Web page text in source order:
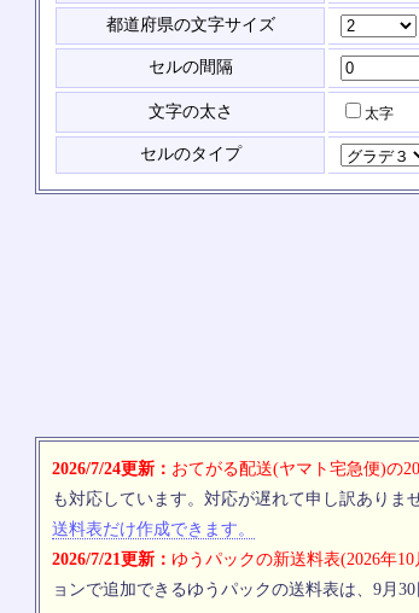
都道府県の文字サイズ
セルの間隔
文字の太さ 太字
セルのタイプ
2026/7/24更新： おてがる配送(ヤマト宅急便)の
も対応しています。対応が遅れて申し訳あり
送料表だけ作成できます。
2026/7/21更新： ゆうパックの新送料表(2026年
ョンで追加できるゆうパックの送料表は、9月